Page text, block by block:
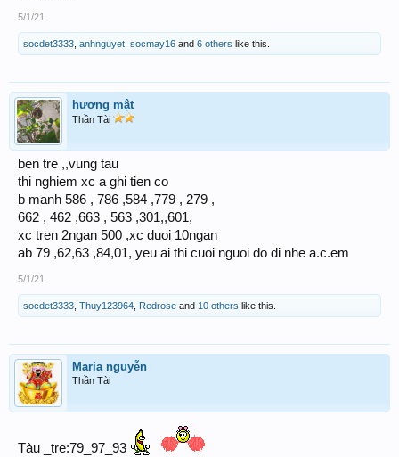
5/1/21
socdet3333 anhnguyet socmay16 and 6 others like this.
hương mật
Thần Tài
ben tre ,,vung tau
thi nghiem xc a ghi tien co
b manh 586 , 786 ,584 ,779 , 279 ,
662 , 462 ,663 , 563 ,301,,601,
xc tren 2ngan 500 ,xc duoi 10ngan
ab 79 ,62,63 ,84,01, yeu ai thi cuoi nguoi do di nhe a.c.em
5/1/21
socdet3333 Thuy123964 Redrose and 10 others like this.
Maria nguyễn
Thần Tài
Tàu _tre:79_97_93